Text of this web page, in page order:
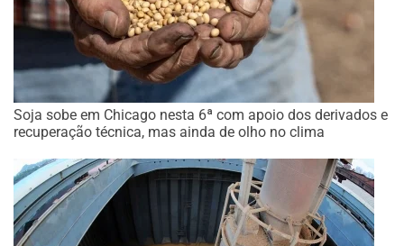
Soja sobe em Chicago nesta 6ª com apoio dos derivados e
recuperação técnica, mas ainda de olho no clima